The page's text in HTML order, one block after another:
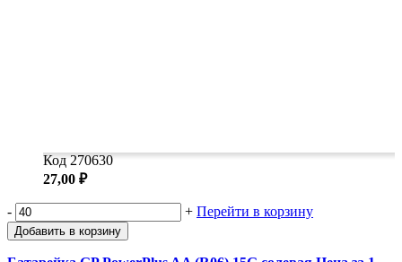
Код 270630
27,00 ₽
- + Перейти в корзину
Добавить в корзину